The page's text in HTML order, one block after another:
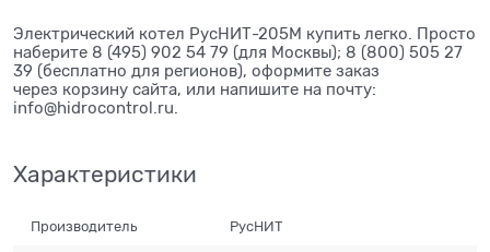
Электрический котел РусНИТ-205М купить легко. Просто
наберите 8 (495) 902 54 79 (для Москвы); 8 (800) 505 27
39 (бесплатно для регионов), оформите заказ
через корзину сайта, или напишите на почту:
info@hidrocontrol.ru.
Характеристики
Производитель РусНИТ